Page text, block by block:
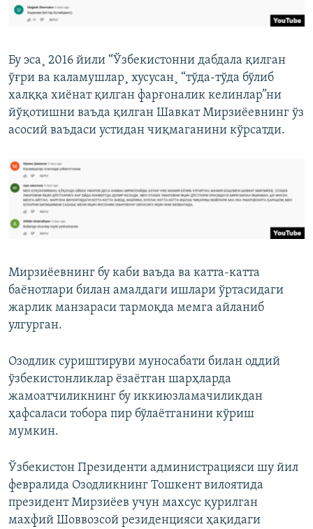
Бу эса¸ 2016 йили “Ўзбекистонни дабдала қилган
ўғри ва каламушлар¸ хусусан¸ “тўда-тўда бўлиб
халққа хиëнат қилган фарғоналик келинлар”ни
йўқотишни ваъда қилган Шавкат Мирзиëевнинг ўз
асосий ваъдаси устидан чиқмаганини кўрсатди.
Мирзиëевнинг бу каби ваъда ва катта-катта
баëнотлари билан амалдаги ишлари ўртасидаги
жарлик манзараси тармоқда мемга айланиб
улгурган.
Озодлик суриштируви муносабати билан оддий
ўзбекистонликлар ëзаëтган шарҳларда
жамоатчиликнинг бу иккиюзламачиликдан
ҳафсаласи тобора пир бўлаётганини кўриш
мумкин.
Ўзбекистон Президенти администрацияси шу йил
февралида Озодликнинг Тошкент вилоятида
президент Мирзиёев учун махсус қурилган
махфий Шоввозсой резиденцияси ҳақидаги